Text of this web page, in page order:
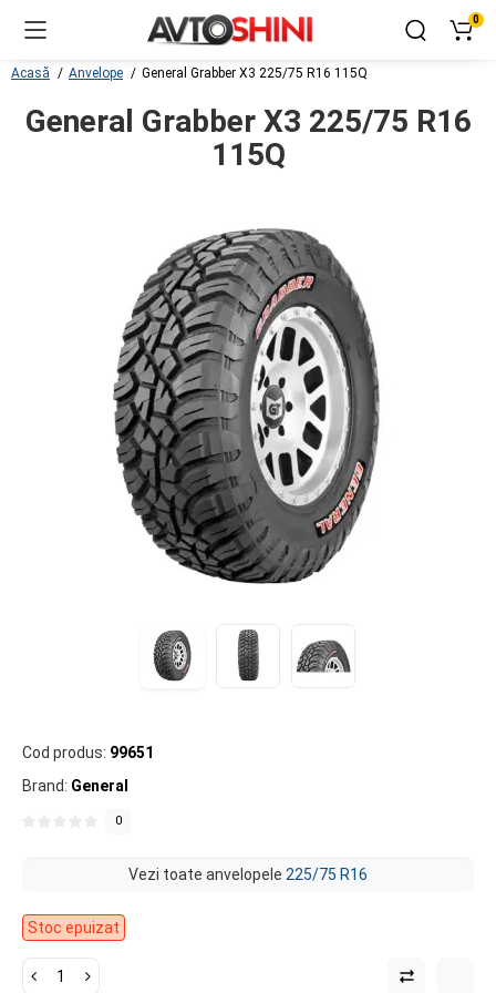
0
Acasă Anvelope General Grabber X3 225/75 R16 115Q
General Grabber X3 225/75 R16
115Q
Cod produs: 99651
Brand: General
0
Vezi toate anvelopele 225/75 R16
Stoc epuizat